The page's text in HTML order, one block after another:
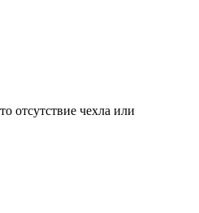
отсутствие чехла или